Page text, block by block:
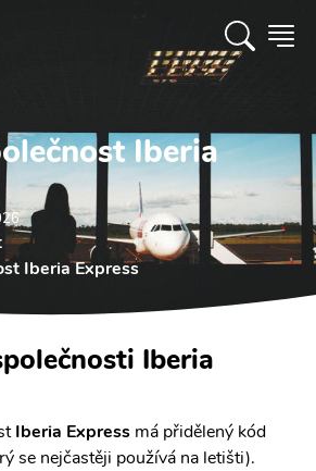
Iberia
Iberia Express
Iberia
Iberia Express má přidělený kód
se nejčastěji používá na letišti).